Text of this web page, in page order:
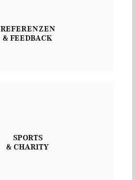
REFERENZEN
& FEEDBACK
SPORTS
& CHARITY